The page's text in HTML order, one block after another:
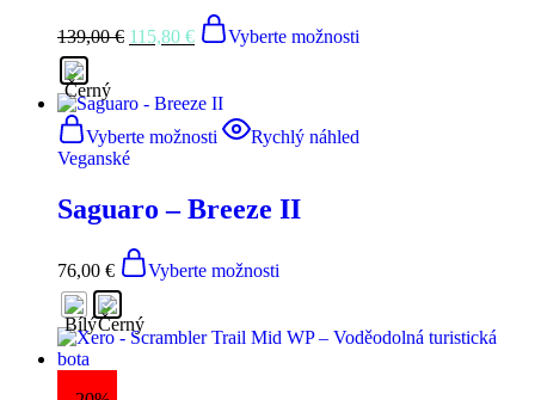
Naše
filozofie
Sdělení
139,00€ 115,80 € Vyberte možnosti
Vyberte možnosti
Rychlý náhled
Veganské
Saguaro – Breeze II
76,00 € Vyberte možnosti